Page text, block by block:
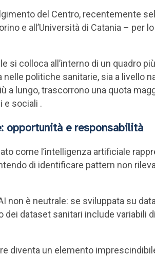
del Centro, recentemente
e all’Università di Catania –
colloca all’interno di un quadro
politiche sanitarie, sia a livello
a lungo, trascorrono una quota
e sociali .
opportunità e responsabilità
come l’intelligenza artificiale
di identificare pattern non
non è neutrale: se sviluppata su
dataset sanitari include variabili
diventa un elemento